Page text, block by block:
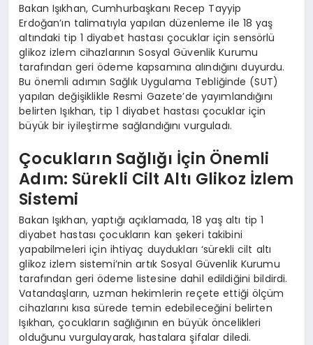
Bakan Işıkhan, Cumhurbaşkanı Recep Tayyip
Erdoğan’ın talimatıyla yapılan düzenleme ile 18 yaş
altındaki tip 1 diyabet hastası çocuklar için sensörlü
glikoz izlem cihazlarının Sosyal Güvenlik Kurumu
tarafından geri ödeme kapsamına alındığını duyurdu.
Bu önemli adımın Sağlık Uygulama Tebliğinde (SUT)
yapılan değişiklikle Resmi Gazete’de yayımlandığını
belirten Işıkhan, tip 1 diyabet hastası çocuklar için
büyük bir iyileştirme sağlandığını vurguladı.
Çocukların Sağlığı İçin Önemli
Adım: Sürekli Cilt Altı Glikoz İzlem
Sistemi
Bakan Işıkhan, yaptığı açıklamada, 18 yaş altı tip 1
diyabet hastası çocukların kan şekeri takibini
yapabilmeleri için ihtiyaç duydukları ‘sürekli cilt altı
glikoz izlem sistemi’nin artık Sosyal Güvenlik Kurumu
tarafından geri ödeme listesine dahil edildiğini bildirdi.
Vatandaşların, uzman hekimlerin reçete ettiği ölçüm
cihazlarını kısa sürede temin edebileceğini belirten
Işıkhan, çocukların sağlığının en büyük öncelikleri
olduğunu vurgulayarak, hastalara şifalar diledi.